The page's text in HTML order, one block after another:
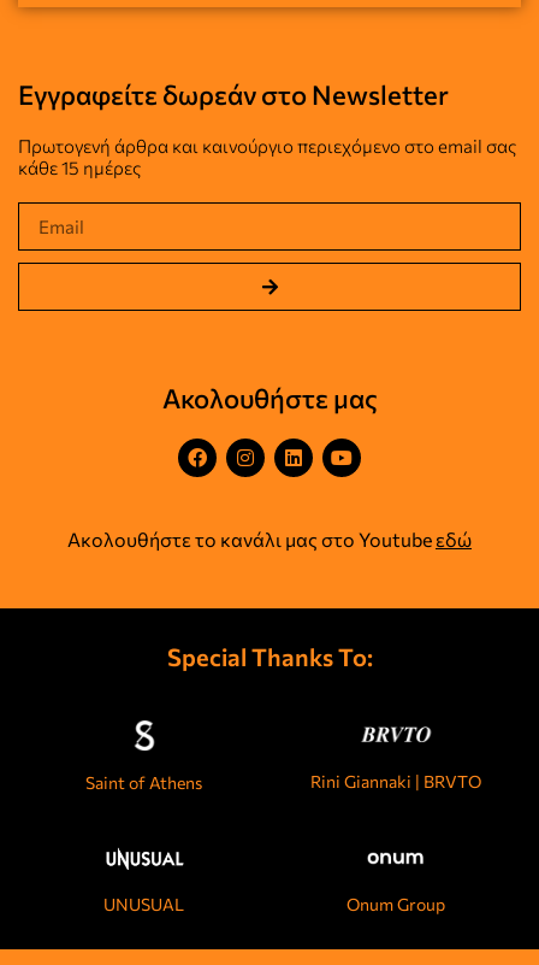
Εγγραφείτε δωρεάν στο Newsletter
Πρωτογενή άρθρα και καινούργιο περιεχόμενο στο email σας
κάθε 15 ημέρες
Ακολουθήστε μας
Ακολουθήστε το κανάλι μας στο Youtube εδώ
Special Thanks To:
Saint of Athens Rini Giannaki | BRVTO
UNUSUAL Onum Group